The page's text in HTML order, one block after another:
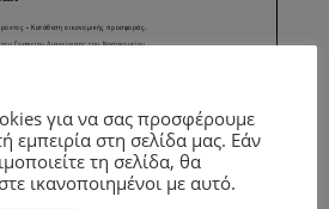
για να σας προσφέρουμε
εμπειρία στη σελίδα μας. Εάν
τη σελίδα, θα
ικανοποιημένοι με αυτό.